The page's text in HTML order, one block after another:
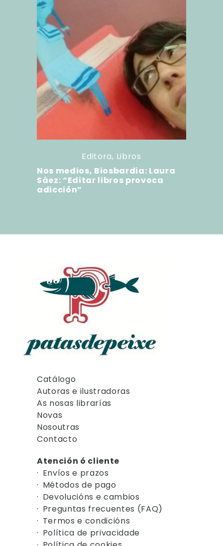
Editora, Libros
Nos medios, Biosbardia: Laura
Sáez: “Editar libros provoca
adicción”
Catálogo
Autoras e ilustradoras
As nosas librarías
Novas
Nosoutras
Contacto
Atención ó cliente
Envíos e prazos
Métodos de pago
Devolucións e cambios
Preguntas frecuentes (FAQ)
Termos e condicións
Política de privacidade